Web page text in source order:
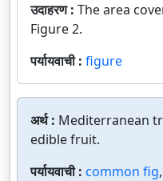
उदाहरण : The area
Figure 2.
पर्यायवाची : figure
अर्थ : Mediterranean
edible fruit.
पर्यायवाची : common fig,